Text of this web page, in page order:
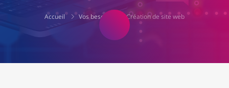
Accueil Vos besoins Création de site web